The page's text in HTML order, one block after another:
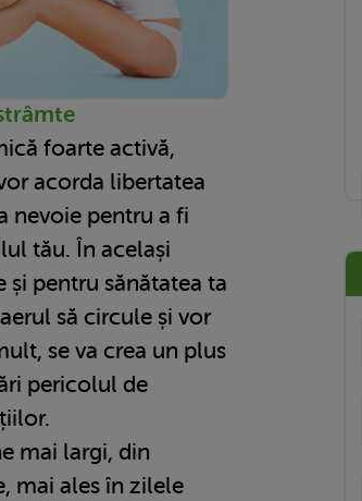
foarte activă,
acorda libertatea
nevoie pentru a fi
tău. În același
pentru sănătatea ta
să circule și vor
se va crea un plus
pericolul de
mai largi, din
mai ales în zilele